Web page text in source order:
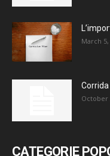
March 5,
October
CATEGORIE